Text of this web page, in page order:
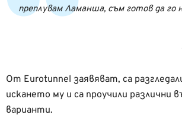
преплувам Ламанша, съм готов да го
От Eurotunnel заявяват, са
искането му и са проучили различни
варианти.